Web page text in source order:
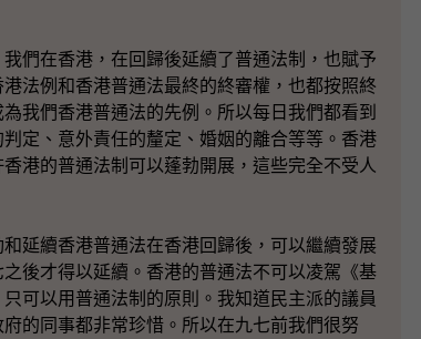
在香港，在回歸後延續了普通法制，也賦予
法例和香港普通法最終的終審權，也都按照終
我們香港普通法的先例。所以每日我們都看到
定、意外責任的釐定、婚姻的離合等等。香港
港的普通法制可以蓬勃開展，這些完全不受人
續香港普通法在香港回歸後，可以繼續發展
後才得以延續。香港的普通法不可以凌駕《基
可以用普通法制的原則。我知道民主派的議員
的同事都非常珍惜。所以在九七前我們很努